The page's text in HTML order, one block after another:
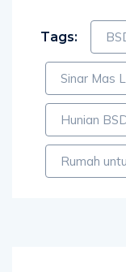
Tags:
Sinar Mas
Hunian
Rumah